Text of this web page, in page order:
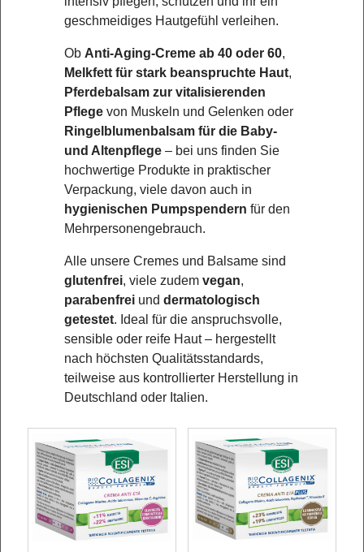
geschmeidiges Hautgefühl verleihen.
Ob Anti-Aging-Creme ab 40 oder 60,
Melkfett für stark beanspruchte Haut,
Pferdebalsam zur vitalisierenden
Pflege von Muskeln und Gelenken oder
Ringelblumenbalsam für die Baby-
und Altenpflege – bei uns finden Sie
hochwertige Produkte in praktischer
Verpackung, viele davon auch in
hygienischen Pumpspendern für den
Mehrpersonengebrauch.
Alle unsere Cremes und Balsame sind
glutenfrei, viele zudem vegan,
parabenfrei und dermatologisch
getestet. Ideal für die anspruchsvolle,
sensible oder reife Haut – hergestellt
nach höchsten Qualitätsstandards,
teilweise aus kontrollierter Herstellung in
Deutschland oder Italien.